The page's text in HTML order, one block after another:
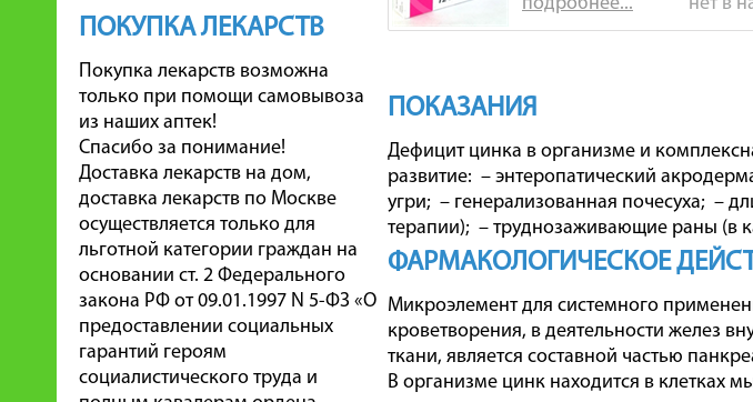
ПОКУПКА ЛЕКАРСТВ
Покупка лекарств возможна
только при помощи самовывоза
из наших аптек!
Спасибо за понимание!
Доставка лекарств на дом,
доставка лекарств по Москве
осуществляется только для
льготной категории граждан на
основании ст. 2 Федерального
закона РФ от 09.01.1997 N 5-ФЗ «О
предоставлении социальных
гарантий героям
социалистического труда и
ПОКАЗАНИЯ
Дефицит цинка в организме и
развитие: – энтеропатический
угри; – генерализованная почесуха; –
терапии); – труднозаживающие раны (в
ФАРМАКОЛОГИЧЕСКОЕ
Микроэлемент для системного
кроветворения, в деятельности желез
ткани, является составной частью
В организме цинк находится в клетках